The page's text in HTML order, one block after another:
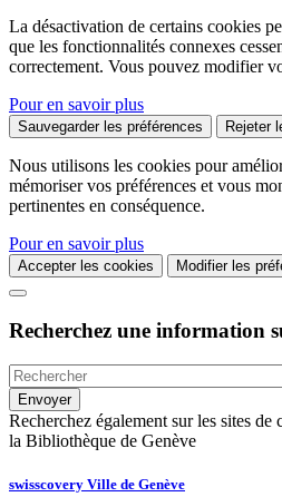
La désactivation de certains cookies
que les fonctionnalités connexes
correctement. Vous pouvez modifier
Pour en savoir plus
Sauvegarder les préférences Rejeter
Nous utilisons les cookies pour
mémoriser vos préférences et vous
pertinentes en conséquence.
Pour en savoir plus
Accepter les cookies Modifier les
Recherchez une information
Recherchez également sur les sites de
la Bibliothèque de Genève
swisscovery Ville de Genève